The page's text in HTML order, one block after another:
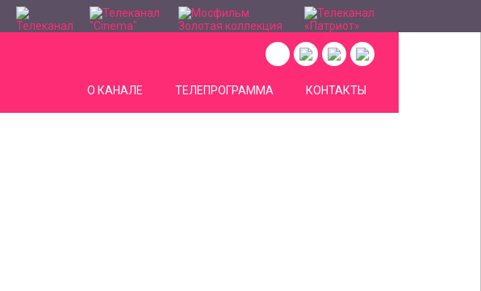
О КАНАЛЕ ТЕЛЕПРОГРАММА КОНТАКТЫ